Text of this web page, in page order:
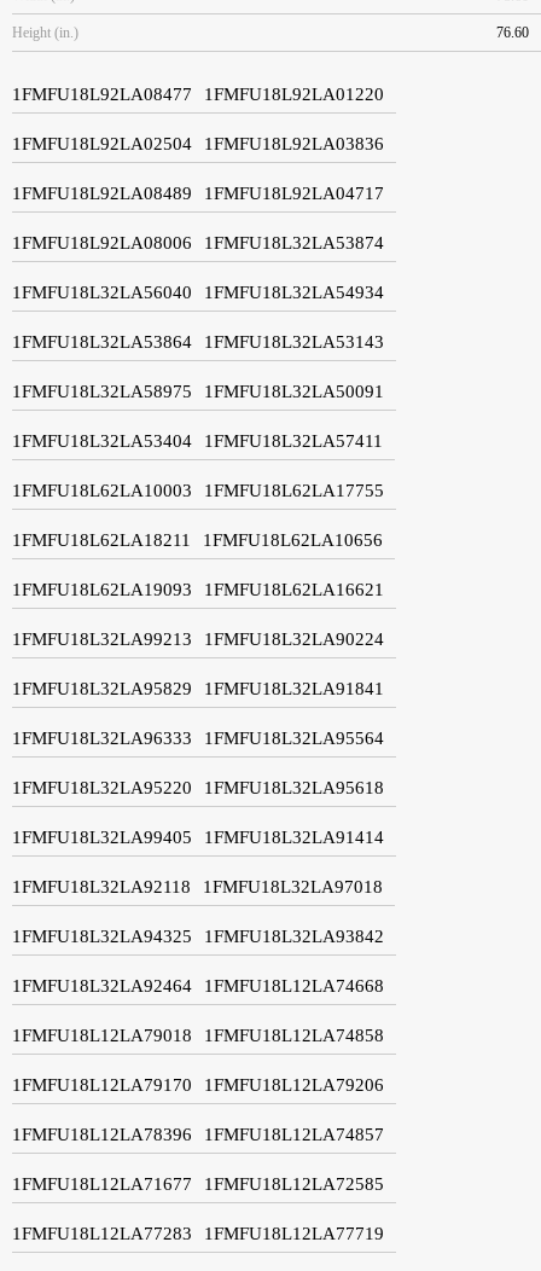
Height (in.) 76.60
1FMFU18L92LA08477 1FMFU18L92LA01220
1FMFU18L92LA02504 1FMFU18L92LA03836
1FMFU18L92LA08489 1FMFU18L92LA04717
1FMFU18L92LA08006 1FMFU18L32LA53874
1FMFU18L32LA56040 1FMFU18L32LA54934
1FMFU18L32LA53864 1FMFU18L32LA53143
1FMFU18L32LA58975 1FMFU18L32LA50091
1FMFU18L32LA53404 1FMFU18L32LA57411
1FMFU18L62LA10003 1FMFU18L62LA17755
1FMFU18L62LA18211 1FMFU18L62LA10656
1FMFU18L62LA19093 1FMFU18L62LA16621
1FMFU18L32LA99213 1FMFU18L32LA90224
1FMFU18L32LA95829 1FMFU18L32LA91841
1FMFU18L32LA96333 1FMFU18L32LA95564
1FMFU18L32LA95220 1FMFU18L32LA95618
1FMFU18L32LA99405 1FMFU18L32LA91414
1FMFU18L32LA92118 1FMFU18L32LA97018
1FMFU18L32LA94325 1FMFU18L32LA93842
1FMFU18L32LA92464 1FMFU18L12LA74668
1FMFU18L12LA79018 1FMFU18L12LA74858
1FMFU18L12LA79170 1FMFU18L12LA79206
1FMFU18L12LA78396 1FMFU18L12LA74857
1FMFU18L12LA71677 1FMFU18L12LA72585
1FMFU18L12LA77283 1FMFU18L12LA77719